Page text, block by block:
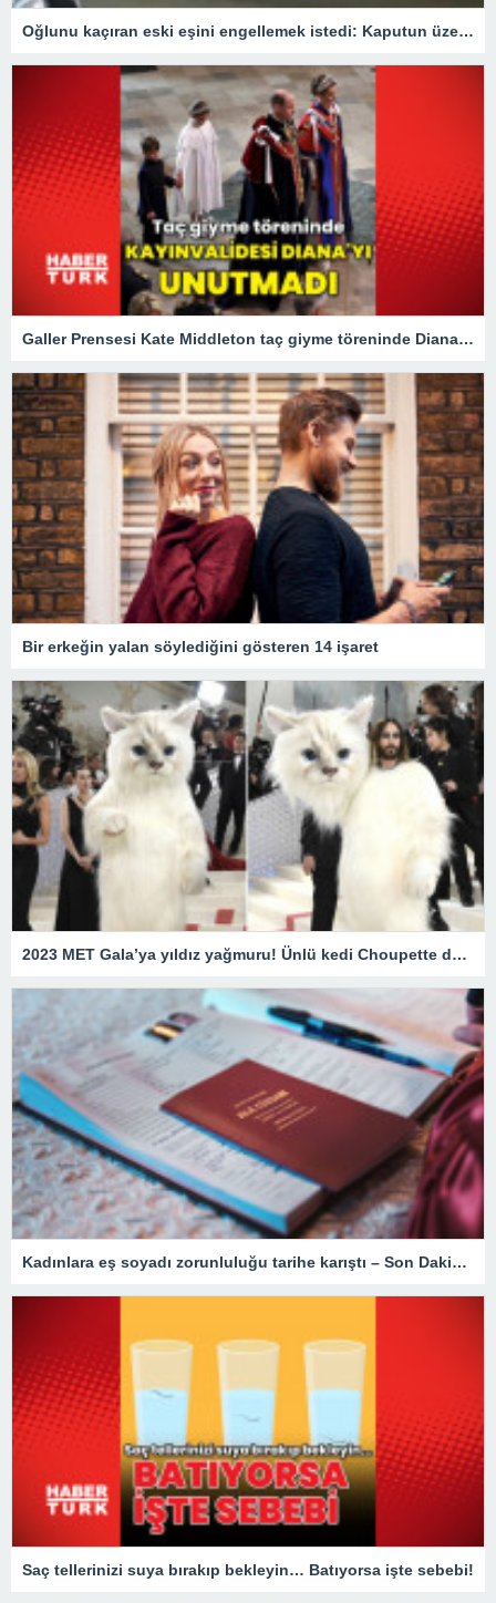
Oğlunu kaçıran eski eşini engellemek istedi: Kaputun üzerinde 40 km gitti
Galler Prensesi Kate Middleton taç giyme töreninde Diana'yı unutmadı
Bir erkeğin yalan söylediğini gösteren 14 işaret
2023 MET Gala’ya yıldız yağmuru! Ünlü kedi Choupette de unutulmadı
Kadınlara eş soyadı zorunluluğu tarihe karıştı – Son Dakika Türkiye Haberleri
Saç tellerinizi suya bırakıp bekleyin… Batıyorsa işte sebebi!